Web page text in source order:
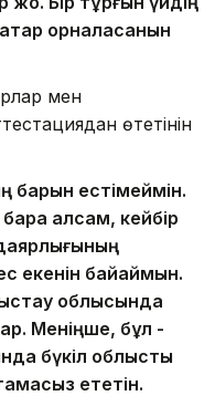
орналасқанын
мен
өтетінін
барын естімеймін.
қалсам, кейбір
екенін байқаймын.
облысында
Меніңше, бұл -
бүкіл облысты
ететін.